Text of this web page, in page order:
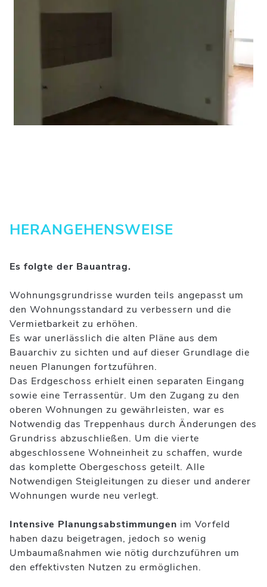
HERANGEHENSWEISE
Es folgte der Bauantrag.
Wohnungsgrundrisse wurden teils angepasst um
den Wohnungsstandard zu verbessern und die
Vermietbarkeit zu erhöhen.
Es war unerlässlich die alten Pläne aus dem
Bauarchiv zu sichten und auf dieser Grundlage die
neuen Planungen fortzuführen.
Das Erdgeschoss erhielt einen separaten Eingang
sowie eine Terrassentür. Um den Zugang zu den
oberen Wohnungen zu gewährleisten, war es
Notwendig das Treppenhaus durch Änderungen des
Grundriss abzuschließen. Um die vierte
abgeschlossene Wohneinheit zu schaffen, wurde
das komplette Obergeschoss geteilt. Alle
Notwendigen Steigleitungen zu dieser und anderer
Wohnungen wurde neu verlegt.
Intensive Planungsabstimmungen im Vorfeld
haben dazu beigetragen, jedoch so wenig
Umbaumaßnahmen wie nötig durchzuführen um
den effektivsten Nutzen zu ermöglichen.